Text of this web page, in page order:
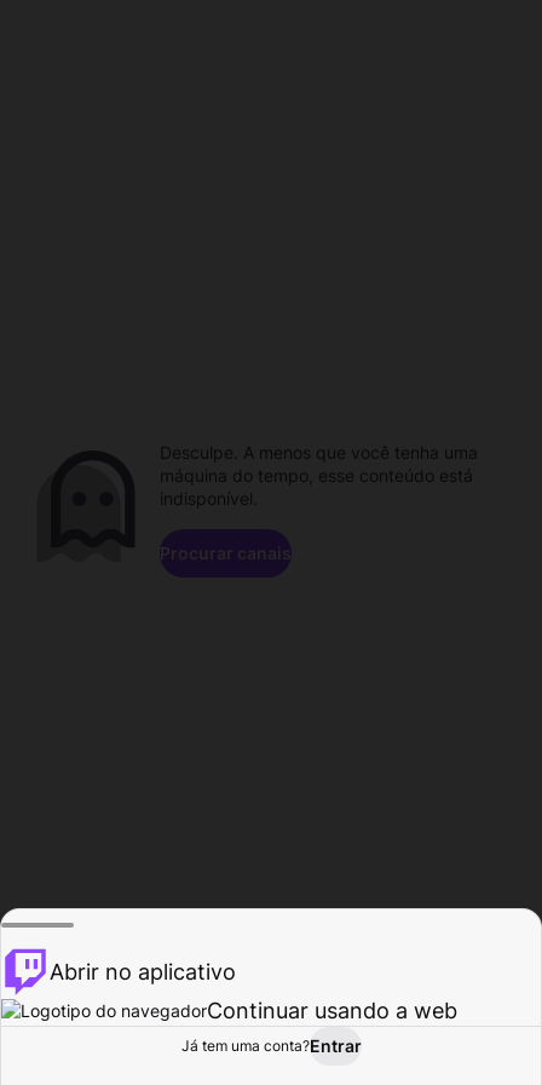
Procurar Atividade
Desculpe. A menos que você tenha uma
máquina do tempo, esse conteúdo está
indisponível.
Procurar canais
Abrir no aplicativo
Continuar usando a web
Já tem uma conta?Entrar